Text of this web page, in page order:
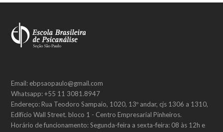
Email: ebpsaopaulo@gmail.com
Whatsapp: +55 11 3081.8947
Endereço: Rua Teodoro Sampaio, 1020, 13º andar, cjs 1306 a 1310,
Edifício Wall Street. bloco 1 - Centro Empresarial Pinheiros.
Horário de funcionamento: Segunda-feira a sexta-feira: 08 às 12h e